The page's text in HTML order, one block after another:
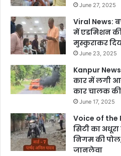
June 27, 2025
Viral News:
में एडमिशन
मुस्कुराकर
June 23, 2025
Kanpur
कार में लगी
कार चालक
June 17, 2025
Voice of the
सिटी का
निगम की
जानलेवा